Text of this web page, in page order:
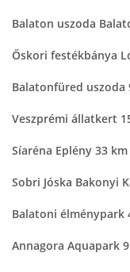
Balaton uszoda
Őskori festékbánya
Balatonfüred uszoda
Veszprémi állatkert
Síaréna Eplény 33 km
Sobri Jóska Bakonyi
Balatoni élménypark
Annagora Aquapark